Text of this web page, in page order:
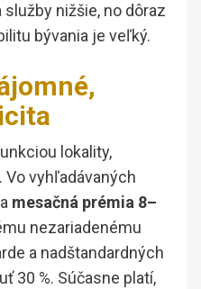
služby nižšie, no dôraz
bývania je veľký.
lokality,
Vo vyhľadávaných
mesačná prémia 8–
nezariadenému
a nadštandardných
30 %. Súčasne platí,